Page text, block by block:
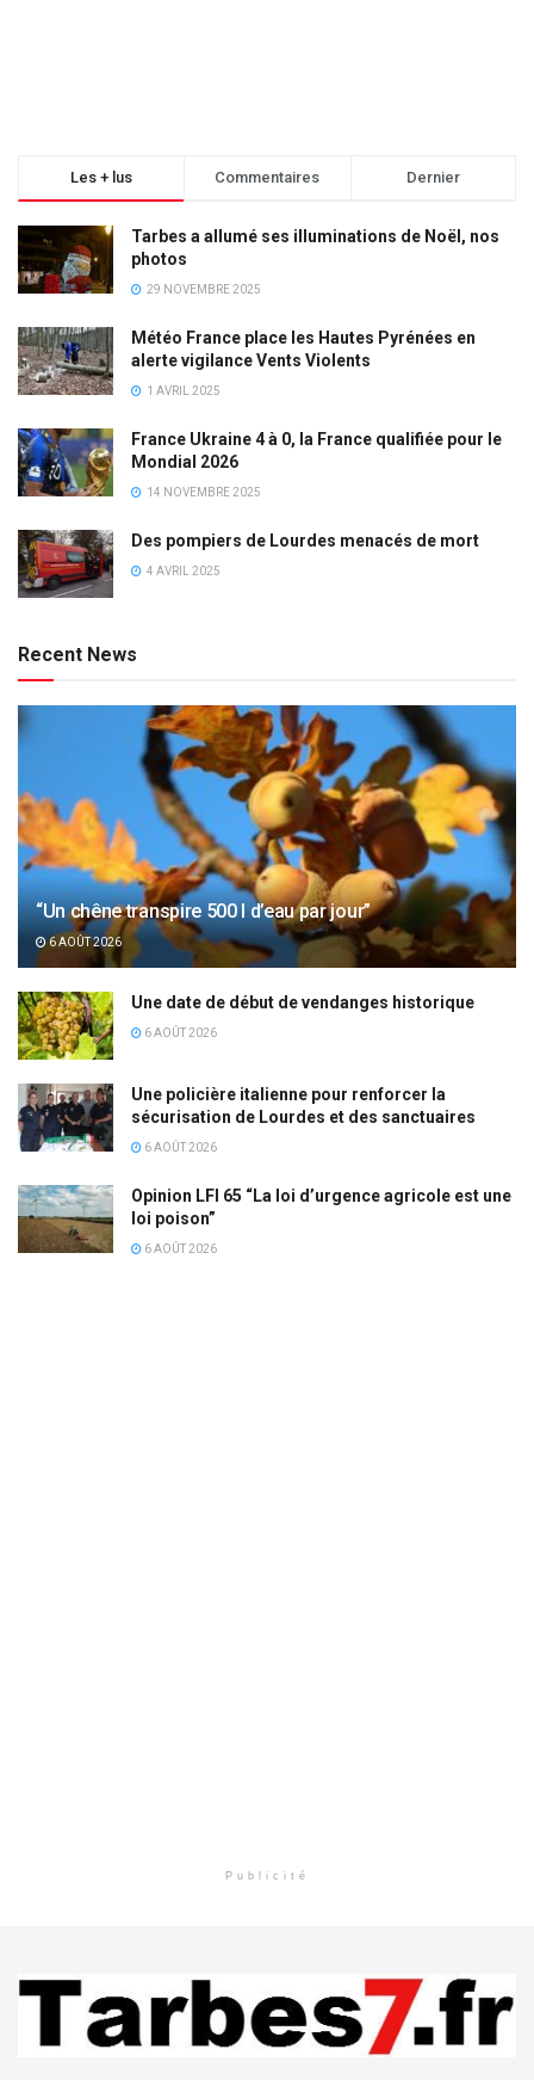
Les + lus Commentaires Dernier
Tarbes a allumé ses illuminations de Noël, nos
photos
29 NOVEMBRE 2025
Météo France place les Hautes Pyrénées en
alerte vigilance Vents Violents
1 AVRIL 2025
France Ukraine 4 à 0, la France qualifiée pour le
Mondial 2026
14 NOVEMBRE 2025
Des pompiers de Lourdes menacés de mort
4 AVRIL 2025
Recent News
“Un chêne transpire 500 l d’eau par jour”
6 AOÛT 2026
Une date de début de vendanges historique
6 AOÛT 2026
Une policière italienne pour renforcer la
sécurisation de Lourdes et des sanctuaires
6 AOÛT 2026
Opinion LFI 65 “La loi d’urgence agricole est une
loi poison”
6 AOÛT 2026
Publicité